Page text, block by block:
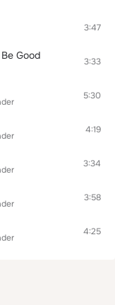
3:47
Good 3:33
5:30
4:19
3:34
3:58
4:25